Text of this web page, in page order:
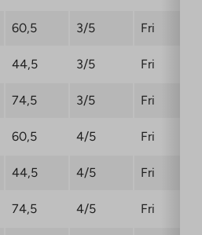
60,5 3/5 Fri
44,5 3/5 Fri
74,5 3/5 Fri
60,5 4/5 Fri
44,5 4/5 Fri
74,5 4/5 Fri